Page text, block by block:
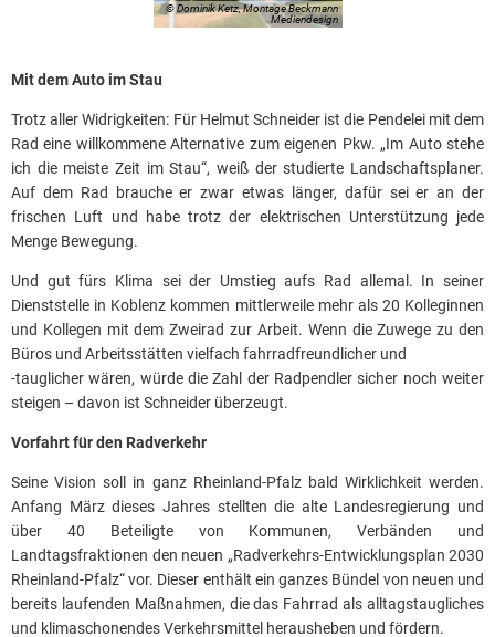
© Dominik Ketz, Montage Beckmann
Mediendesign
Mit dem Auto im Stau
Trotz aller Widrigkeiten: Für Helmut Schneider ist die Pendelei mit dem
Rad eine willkommene Alternative zum eigenen Pkw. „Im Auto stehe
ich die meiste Zeit im Stau“, weiß der studierte Landschaftsplaner.
Auf dem Rad brauche er zwar etwas länger, dafür sei er an der
frischen Luft und habe trotz der elektrischen Unterstützung jede
Menge Bewegung.
Und gut fürs Klima sei der Umstieg aufs Rad allemal. In seiner
Dienststelle in Koblenz kommen mittlerweile mehr als 20 Kolleginnen
und Kollegen mit dem Zweirad zur Arbeit. Wenn die Zuwege zu den
Büros und Arbeitsstätten vielfach fahrradfreundlicher und
-tauglicher wären, würde die Zahl der Radpendler sicher noch weiter
steigen – davon ist Schneider überzeugt.
Vorfahrt für den Radverkehr
Seine Vision soll in ganz Rheinland-Pfalz bald Wirklichkeit werden.
Anfang März dieses Jahres stellten die alte Landesregierung und
über 40 Beteiligte von Kommunen, Verbänden und
Landtagsfraktionen den neuen „Radverkehrs-Entwicklungsplan 2030
Rheinland-Pfalz“ vor. Dieser enthält ein ganzes Bündel von neuen und
bereits laufenden Maßnahmen, die das Fahrrad als alltagstaugliches
und klimaschonendes Verkehrsmittel herausheben und fördern.